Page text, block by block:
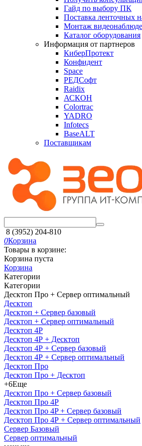
Гайд по выбору ПК
Поставка ленточных
Монтаж
Каталог оборудования
Информация от партнеров
КиберПротект
Конфидент
Space
РЕДСофт
Raidix
АСКОН
Colortrac
YADRO
Infotecs
BaseALT
Поставщикам
8 (3952) 204-810
0Корзина
Товары в корзине:
Корзина пуста
Корзина
Категории
Категории
Десктоп Про + Сервер оптимальный
Десктоп
Десктоп + Сервер базовый
Десктоп + Сервер оптимальный
Десктоп 4Р
Десктоп 4Р + Десктоп
Десктоп 4Р + Сервер базовый
Десктоп 4Р + Сервер оптимальный
Десктоп Про
Десктоп Про + Десктоп
+6Еще
Десктоп Про + Сервер базовый
Десктоп Про 4P
Десктоп Про 4P + Сервер базовый
Десктоп Про 4Р + Сервер оптимальный
Сервер Базовый
Сервер оптимальный